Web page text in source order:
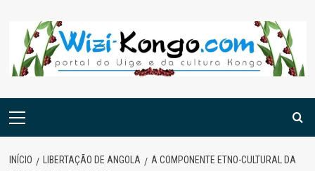
content
Menu
INÍCIO LIBERTAÇÃO DE ANGOLA
A COMPONENTE ETNO-CULTURAL DA